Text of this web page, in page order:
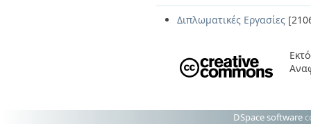
Διπλωματικές Εργασίες
DSpace software